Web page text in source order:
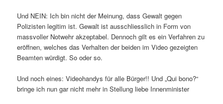
Und NEIN: Ich bin nicht der Meinung, dass Gewalt gegen
Polizisten legitim ist. Gewalt ist ausschliesslich in Form von
massvoller Notwehr akzeptabel. Dennoch gilt es ein Verfahren zu
eröffnen, welches das Verhalten der beiden im Video gezeigten
Beamten würdigt. So oder so.
Und noch eines: Videohandys für alle Bürger!! Und „Qui bono?“
bringe ich nun gar nicht mehr in Stellung liebe Innenminister